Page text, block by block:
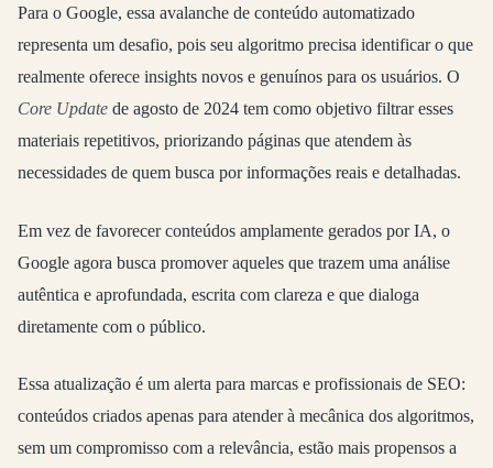
Para o Google, essa avalanche de conteúdo automatizado
representa um desafio, pois seu algoritmo precisa identificar o que
realmente oferece insights novos e genuínos para os usuários. O
Core Update de agosto de 2024 tem como objetivo filtrar esses
materiais repetitivos, priorizando páginas que atendem às
necessidades de quem busca por informações reais e detalhadas.
Em vez de favorecer conteúdos amplamente gerados por IA, o
Google agora busca promover aqueles que trazem uma análise
autêntica e aprofundada, escrita com clareza e que dialoga
diretamente com o público.
Essa atualização é um alerta para marcas e profissionais de SEO:
conteúdos criados apenas para atender à mecânica dos algoritmos,
sem um compromisso com a relevância, estão mais propensos a